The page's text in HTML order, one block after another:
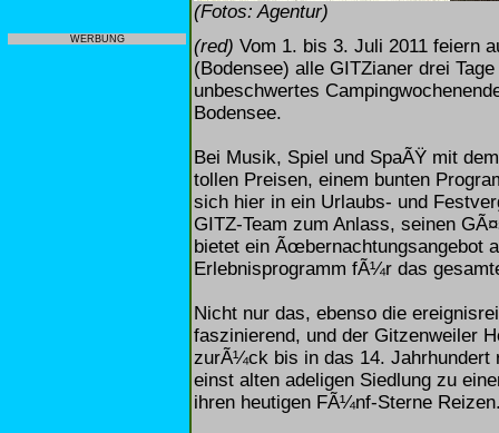
WERBUNG
(Fotos: Agentur)
(red) Vom 1. bis 3. Juli 2011 feiern
(Bodensee) alle GITZianer drei
unbeschwertes
Bodensee.
Bei Musik, Spiel und SpaÃŸ mit
tollen Preisen, einem bunten
sich hier in ein Urlaubs- und
GITZ-Team zum Anlass, seinen
bietet ein Ãœbernachtungsangebot
Erlebnisprogramm fÃ¼r das
Nicht nur das, ebenso die
faszinierend, und der Gitzenweiler
zurÃ¼ck bis in das 14. Jahrhundert
einst alten adeligen Siedlung zu
ihren heutigen FÃ¼nf-Sterne